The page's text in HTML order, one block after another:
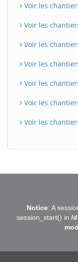
Voir les
Voir les
Voir les
Voir les
Voir les
Voir les
Voir les
Notice: A
session_start() in /
B
Assistant en